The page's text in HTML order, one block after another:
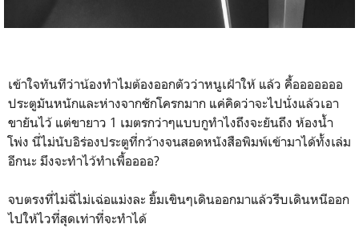
เข้าใจทันทีว่าน้องทำไมต้องออกตัวว่าหนูเฝ้าให้ แล้ว คื้อออออออ
ประตูมันหนักและห่างจากชักโครกมาก แค่คิดว่าจะไปนั่งแล้วเอา
ขายันไว้ แต่ขายาว 1 เมตรกว่าๆแบบกูทำไงถึงจะยันถึง ห้องน้ำ
โพ่ง นี่ไม่นับอิร่องประตูที่กว้างจนสอดหนังสือพิมพ์เข้ามาได้ทั้งเล่ม
อีกนะ มึงจะทำไว้ทำเพื้ออออ?
จบตรงที่ไม่ฉี่ไม่เฉ่อแม่งละ ยิ้มเขินๆเดินออกมาแล้วรีบเดินหนีออก
ไปให้ไวที่สุดเท่าที่จะทำได้